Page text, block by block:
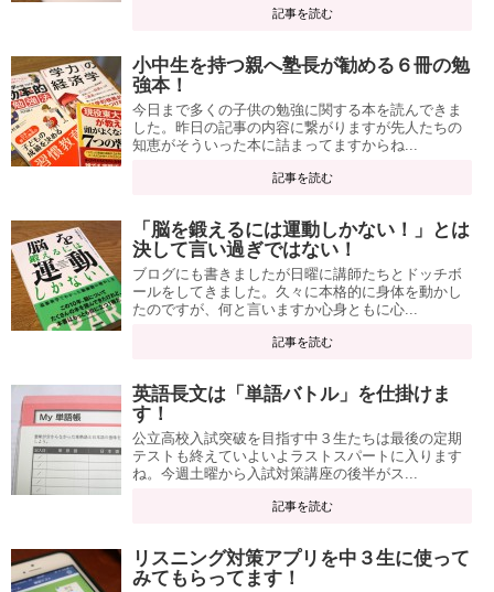
記事を読む
小中生を持つ親へ塾長が勧める６冊の勉
強本！
今日まで多くの子供の勉強に関する本を読んできま
した。昨日の記事の内容に繋がりますが先人たちの
知恵がそういった本に詰まってますからね...
記事を読む
「脳を鍛えるには運動しかない！」とは
決して言い過ぎではない！
ブログにも書きましたが日曜に講師たちとドッチボ
ールをしてきました。久々に本格的に身体を動かし
たのですが、何と言いますか心身ともに心...
記事を読む
英語長文は「単語バトル」を仕掛けま
す！
公立高校入試突破を目指す中３生たちは最後の定期
テストも終えていよいよラストスパートに入ります
ね。今週土曜から入試対策講座の後半がス...
記事を読む
リスニング対策アプリを中３生に使って
みてもらってます！